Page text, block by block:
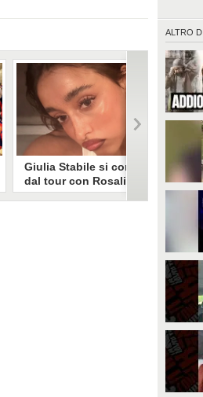
ALTRO DI
Giulia Stabile si confessa
dal tour con Rosalia: "Non
sono stata bene, costretta
lasciata andare a una confessione
altri. A volte è già dentro di noi".